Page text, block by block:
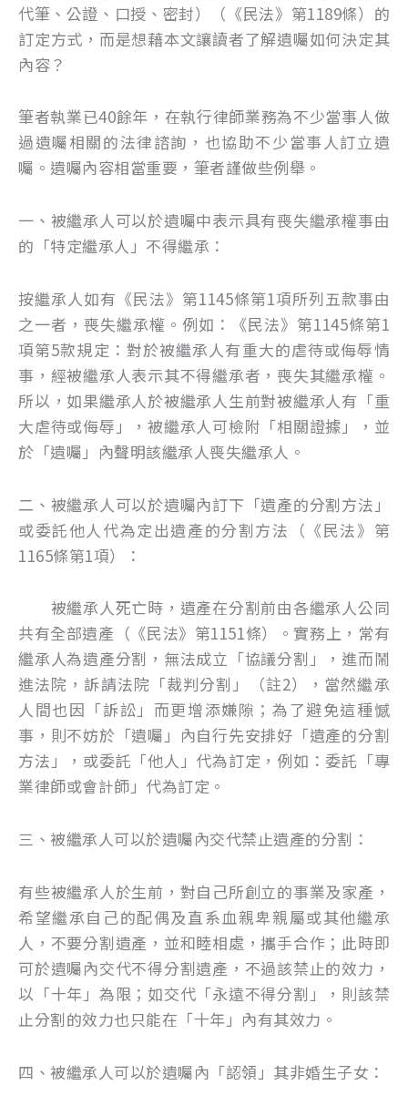
代筆、公證、口授、密封）（《民法》第1189條）的
訂定方式，而是想藉本文讓讀者了解遺囑如何決定其
內容？
筆者執業已40餘年，在執行律師業務為不少當事人做
過遺囑相關的法律諮詢，也協助不少當事人訂立遺
囑。遺囑內容相當重要，筆者謹做些例舉。
一、被繼承人可以於遺囑中表示具有喪失繼承權事由
的「特定繼承人」不得繼承：
按繼承人如有《民法》第1145條第1項所列五款事由
之一者，喪失繼承權。例如：《民法》第1145條第1
項第5款規定：對於被繼承人有重大的虐待或侮辱情
事，經被繼承人表示其不得繼承者，喪失其繼承權。
所以，如果繼承人於被繼承人生前對被繼承人有「重
大虐待或侮辱」，被繼承人可檢附「相關證據」，並
於「遺囑」內聲明該繼承人喪失繼承人。
二、被繼承人可以於遺囑內訂下「遺產的分割方法」
或委託他人代為定出遺產的分割方法（《民法》第
1165條第1項）：
被繼承人死亡時，遺產在分割前由各繼承人公同
共有全部遺產（《民法》第1151條）。實務上，常有
繼承人為遺產分割，無法成立「協議分割」，進而鬧
進法院，訴請法院「裁判分割」（註2），當然繼承
人間也因「訴訟」而更增添嫌隙；為了避免這種憾
事，則不妨於「遺囑」內自行先安排好「遺產的分割
方法」，或委託「他人」代為訂定，例如：委託「專
業律師或會計師」代為訂定。
三、被繼承人可以於遺囑內交代禁止遺產的分割：
有些被繼承人於生前，對自己所創立的事業及家產，
希望繼承自己的配偶及直系血親卑親屬或其他繼承
人，不要分割遺產，並和睦相處，攜手合作；此時即
可於遺囑內交代不得分割遺產，不過該禁止的效力，
以「十年」為限；如交代「永遠不得分割」，則該禁
止分割的效力也只能在「十年」內有其效力。
四、被繼承人可以於遺囑內「認領」其非婚生子女：